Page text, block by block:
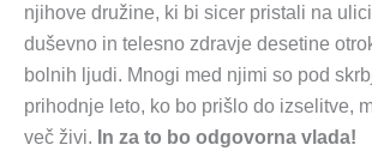
njihove družine, ki bi sicer pristali na
duševno in telesno zdravje desetine
bolnih ljudi. Mnogi med njimi so pod
prihodnje leto, ko bo prišlo do izselitve,
več živi. In za to bo odgovorna vlada!